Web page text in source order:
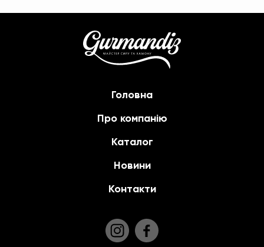
Головна
Про компанію
Каталог
Новини
Контакти